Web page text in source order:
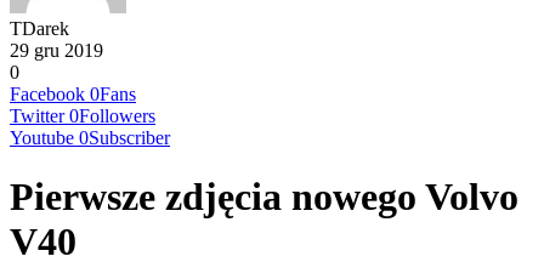
TDarek
29 gru 2019
0
Facebook 0Fans
Twitter 0Followers
Youtube 0Subscriber
Pierwsze zdjęcia nowego Volvo
V40